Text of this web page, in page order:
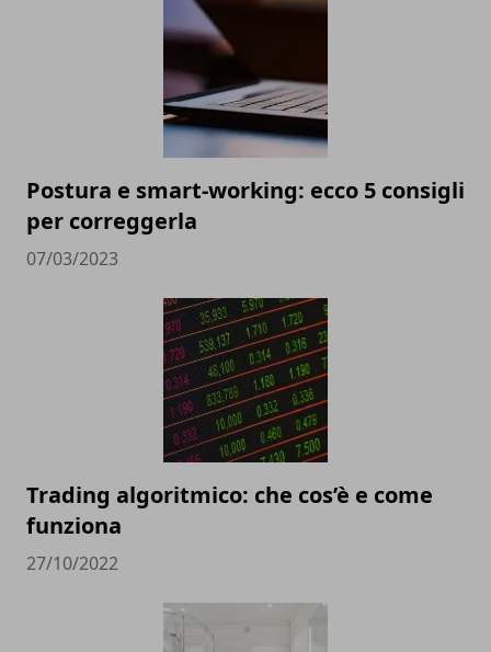
Postura e smart-working: ecco 5 consigli
per correggerla
07/03/2023
Trading algoritmico: che cos’è e come
funziona
27/10/2022